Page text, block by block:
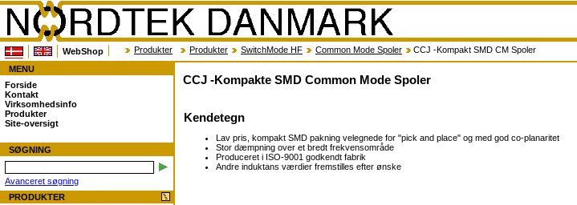
WebShop Produkter Produkter SwitchMode HF Common Mode Spoler CCJ -Kompakt SMD CM Spoler
MENU
Forside
Kontakt
Virksomhedsinfo
Produkter
Site-oversigt
SØGNING
Avanceret søgning
PRODUKTER
CCJ -Kompakte SMD Common Mode Spoler
Kendetegn
Lav pris, kompakt SMD pakning velegnede for "pick and place" og med god co-planaritet
Stor dæmpning over et bredt frekvensområde
Produceret i ISO-9001 godkendt fabrik
Andre induktans værdier fremstilles efter ønske